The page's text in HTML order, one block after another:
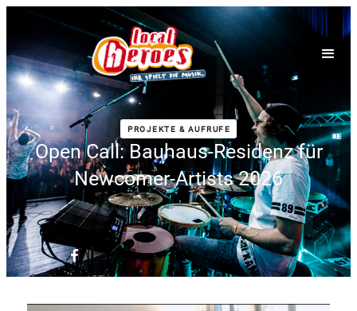
PROJEKTE & AUFRUFE
Open Call: Bauhaus-Residenz für
Newcomer-Artists 2026